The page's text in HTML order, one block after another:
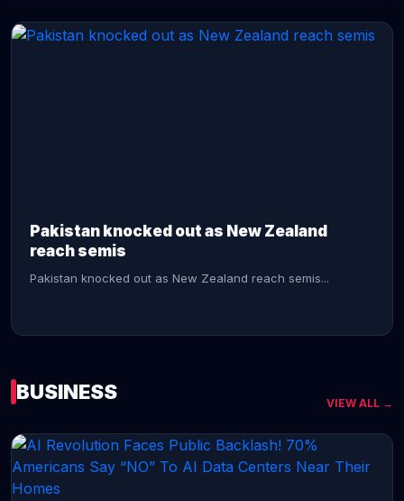
Pakistan knocked out as New Zealand
reach semis
Pakistan knocked out as New Zealand reach semis...
CONTINUE READING →
BUSINESS VIEW ALL →